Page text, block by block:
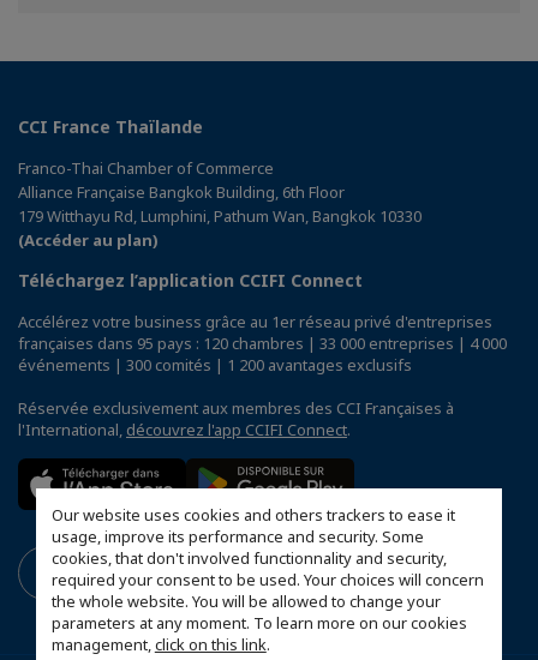
Our website uses cookies and others trackers to ease it
usage, improve its performance and security. Some
cookies, that don't involved functionnality and security,
required your consent to be used. Your choices will concern
the whole website. You will be allowed to change your
parameters at any moment. To learn more on our cookies
management,click on this link.
CCI France Thaïlande
Franco-Thai Chamber of Commerce
Alliance Française Bangkok Building, 6th Floor
179 Witthayu Rd, Lumphini, Pathum Wan, Bangkok 10330
(Accéder au plan)
Téléchargez l’application CCIFI Connect
Accélérez votre business grâce au 1er réseau privé d'entreprises
françaises dans 95 pays : 120 chambres | 33 000 entreprises | 4 000
événements | 300 comités | 1 200 avantages exclusifs
Réservée exclusivement aux membres des CCI Françaises à
l'International, découvrez l'app CCIFI Connect.